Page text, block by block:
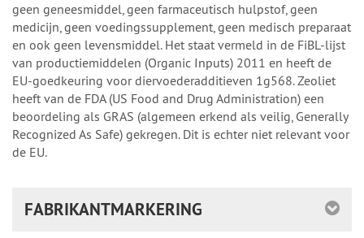
geen geneesmiddel, geen farmaceutisch hulpstof, geen
medicijn, geen voedingssupplement, geen medisch preparaat
en ook geen levensmiddel. Het staat vermeld in de FiBL-lijst
van productiemiddelen (Organic Inputs) 2011 en heeft de
EU-goedkeuring voor diervoederadditieven 1g568. Zeoliet
heeft van de FDA (US Food and Drug Administration) een
beoordeling als GRAS (algemeen erkend als veilig, Generally
Recognized As Safe) gekregen. Dit is echter niet relevant voor
de EU.
FABRIKANTMARKERING